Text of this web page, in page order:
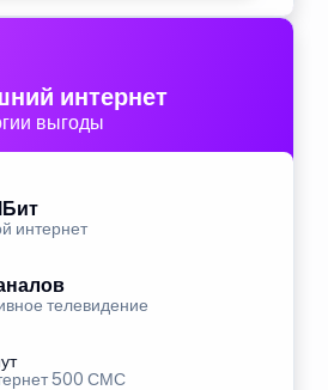
интернет
выгоды
интернет
телевидение
500 СМС